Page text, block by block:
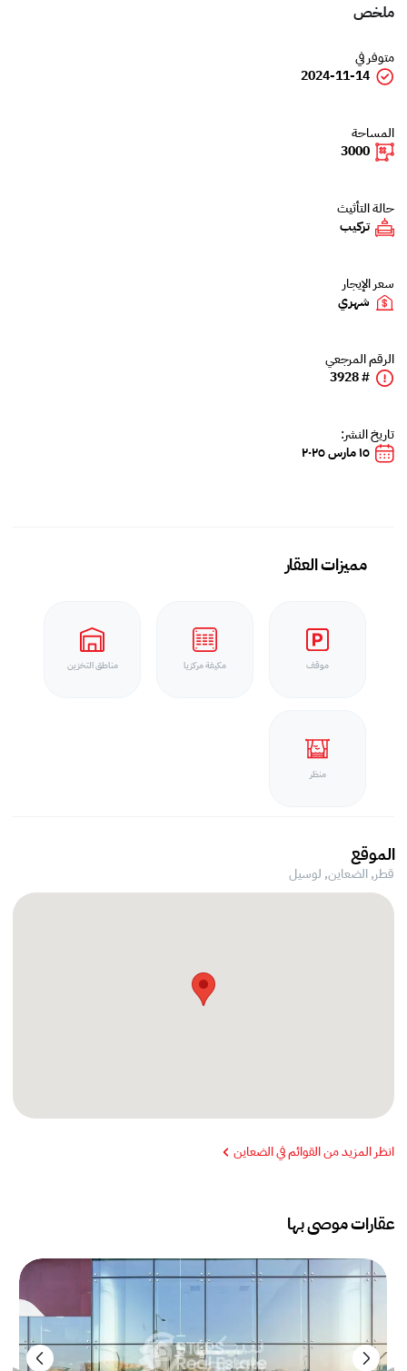
ملخص
متوفر في
2024-11-14
المساحة
3000
حالة التأثيث
تركيب
سعر الإيجار
شهري
الرقم المرجعي
# 3928
تاريخ النشر:
١٥ مارس ٢٠٢٥
مميزات العقار
موقف مكيفة مركزيا مناطق التخزين
منظر
الموقع
قطر, الضعاين, لوسيل
انظر المزيد من القوائم في الضعاين
عقارات موصى بها